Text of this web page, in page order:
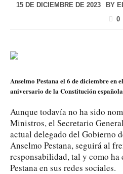
15 DE DICIEMBRE DE 2023 BY
0
Anselmo Pestana el 6 de diciembre en
aniversario de la Constitución
Aunque todavía no ha sido
Ministros, el Secretario
actual delegado del Gobierno
Anselmo Pestana, seguirá al
responsabilidad, tal y como
Pestana en sus redes sociales.